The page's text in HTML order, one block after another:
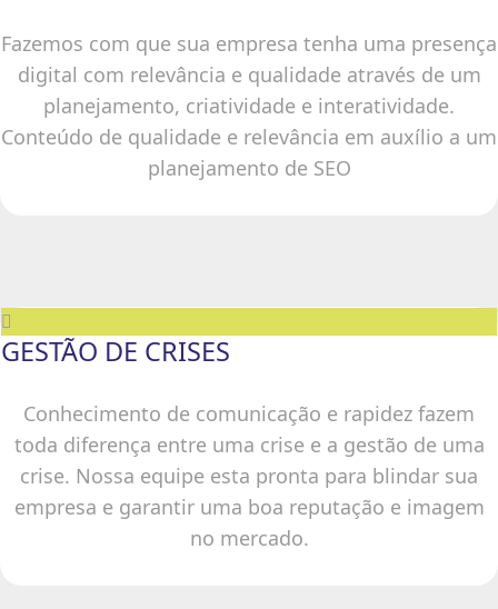
Fazemos com que sua empresa tenha uma presença
digital com relevância e qualidade através de um
planejamento, criatividade e interatividade.
Conteúdo de qualidade e relevância em auxílio a um
planejamento de SEO
GESTÃO DE CRISES
Conhecimento de comunicação e rapidez fazem
toda diferença entre uma crise e a gestão de uma
crise. Nossa equipe esta pronta para blindar sua
empresa e garantir uma boa reputação e imagem
no mercado.